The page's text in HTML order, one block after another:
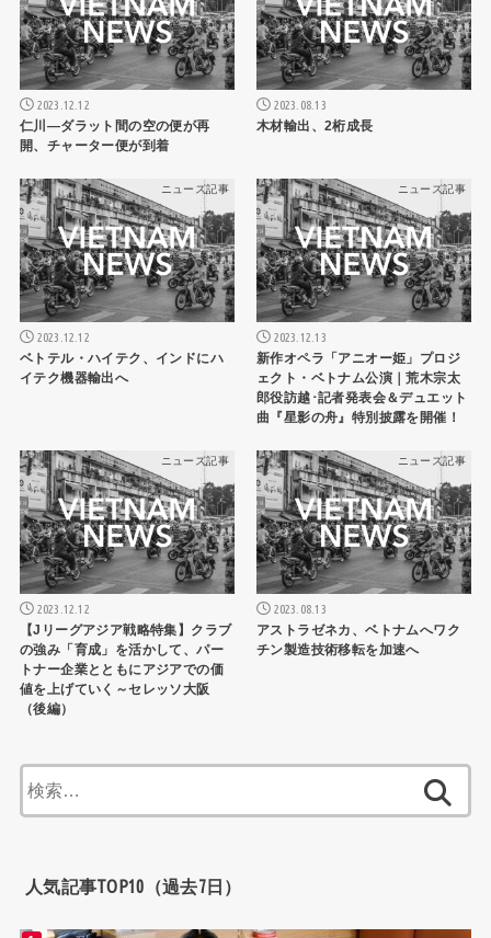
2023.12.12
仁川―ダラット間の空の便が再
開、チャーター便が到着
2023.08.13
木材輸出、2桁成長
ニュース記事
2023.12.12
ベトテル・ハイテク、インドにハ
イテク機器輸出へ
ニュース記事
2023.12.13
新作オペラ「アニオー姫」プロジ
ェクト・ベトナム公演｜荒木宗太
郎役訪越･記者発表会＆デュエット
曲『星影の舟』特別披露を開催！
ニュース記事
2023.12.12
【Jリーグアジア戦略特集】クラブ
の強み「育成」を活かして、パー
トナー企業とともにアジアでの価
値を上げていく～セレッソ大阪
（後編）
ニュース記事
2023.08.13
アストラゼネカ、ベトナムへワク
チン製造技術移転を加速へ
索:
人気記事TOP10（過去7日）